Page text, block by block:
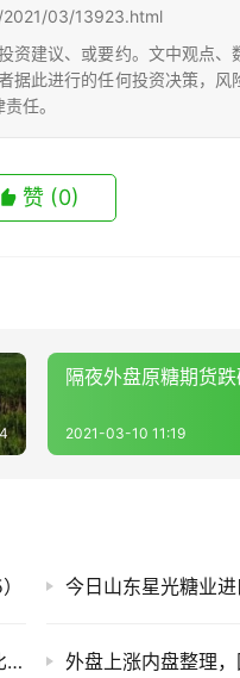
2021/03/13923.html
资建议、或要约。文中观点
此进行的任何投资决策，
任。
赞 (0)
隔夜外盘原糖期货
2021-03-10 11:19
今日山东星光糖业
截至7月底云南食糖产销率同比下降11.53%！售价同比下跌900元/吨